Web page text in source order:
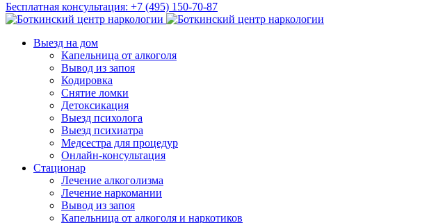
Бесплатная консультация: +7 (495) 150-70-87
Выезд на дом
Капельница от алкоголя
Вывод из запоя
Кодировка
Снятие ломки
Детоксикация
Выезд психолога
Выезд психиатра
Медсестра для процедур
Онлайн-консультация
Стационар
Лечение алкоголизма
Лечение наркомании
Вывод из запоя
Капельница от алкоголя и наркотиков